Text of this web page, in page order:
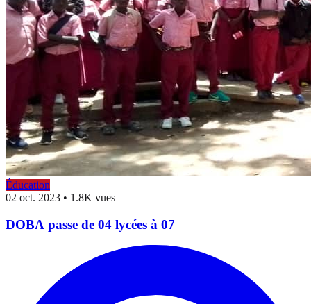
Éducation
02 oct. 2023 • 1.8K vues
DOBA passe de 04 lycées à 07